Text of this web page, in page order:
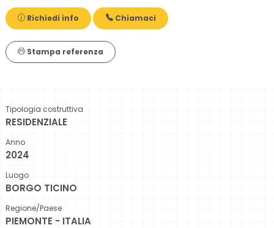
Richiedi info Chiamaci
Stampa referenza
Tipologia costruttiva
RESIDENZIALE
Anno
2024
Luogo
BORGO TICINO
Regione/Paese
PIEMONTE - ITALIA